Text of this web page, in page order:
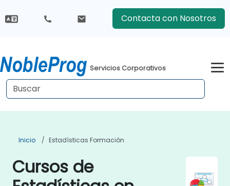
Contacta con Nosotros
Servicios Corporativos
Inicio Estadísticas Formación
Cursos de